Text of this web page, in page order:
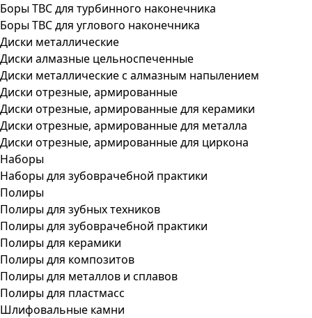
Боры ТВС для турбинного наконечника
Боры ТВС для углового наконечника
Диски металлические
Диски алмазные цельноспеченные
Диски металлические с алмазным напылением
Диски отрезные, армированные
Диски отрезные, армированные для керамики
Диски отрезные, армированные для металла
Диски отрезные, армированные для циркона
Наборы
Наборы для зубоврачебной практики
Полиры
Полиры для зубных техников
Полиры для зубоврачебной практики
Полиры для керамики
Полиры для композитов
Полиры для металлов и сплавов
Полиры для пластмасс
Шлифовальные камни